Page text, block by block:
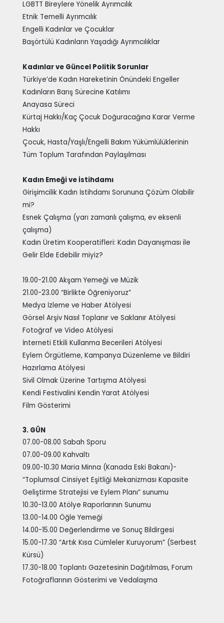
LGBTT Bireylere Yönelik Ayrımcılık
Etnik Temelli Ayrımcılık
Engelli Kadınlar ve Çocuklar
Başörtülü Kadınların Yaşadığı Ayrımcılıklar
Kadınlar ve Güncel Politik Sorunlar
Türkiye’de Kadın Hareketinin Önündeki Engeller
Kadınların Barış Sürecine Katılımı
Anayasa Süreci
Kürtaj Hakkı/Kaç Çocuk Doğuracağına Karar Verme
Hakkı
Çocuk, Hasta/Yaşlı/Engelli Bakım Yükümlülüklerinin
Tüm Toplum Tarafından Paylaşılması
Kadın Emeği ve İstihdamı
Girişimcilik Kadın İstihdamı Sorununa Çözüm Olabilir
mi?
Esnek Çalışma (yarı zamanlı çalışma, ev eksenli
çalışma)
Kadın Üretim Kooperatifleri: Kadın Dayanışması ile
Gelir Elde Edebilir miyiz?
19.00-21.00 Akşam Yemeği ve Müzik
21.00-23.00 “Birlikte Öğreniyoruz”
Medya İzleme ve Haber Atölyesi
Görsel Arşiv Nasıl Toplanır ve Saklanır Atölyesi
Fotoğraf ve Video Atölyesi
İnterneti Etkili Kullanma Becerileri Atölyesi
Eylem Örgütleme, Kampanya Düzenleme ve Bildiri
Hazırlama Atölyesi
Sivil Olmak Üzerine Tartışma Atölyesi
Kendi Festivalini Kendin Yarat Atölyesi
Film Gösterimi
3. GÜN
07.00-08.00 Sabah Sporu
07.00-09.00 Kahvaltı
09.00-10.30 Maria Minna (Kanada Eski Bakanı)-
“Toplumsal Cinsiyet Eşitliği Mekanizması Kapasite
Geliştirme Stratejisi ve Eylem Planı” sunumu
10.30-13.00 Atölye Raporlarının Sunumu
13.00-14.00 Öğle Yemeği
14.00-15.00 Değerlendirme ve Sonuç Bildirgesi
15.00-17.30 “Artık Kısa Cümleler Kuruyorum” (Serbest
Kürsü)
17.30-18.00 Toplantı Gazetesinin Dağıtılması, Forum
Fotoğraflarının Gösterimi ve Vedalaşma